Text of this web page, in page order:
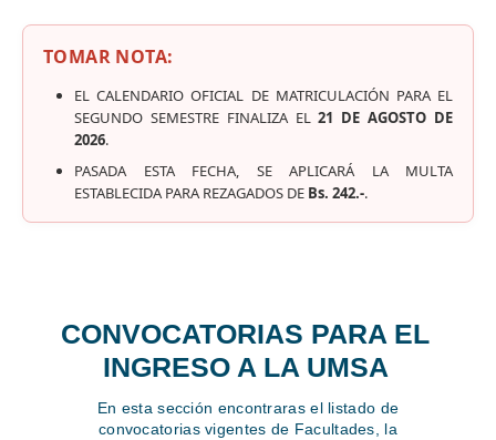
TOMAR NOTA:
EL CALENDARIO OFICIAL DE MATRICULACIÓN PARA EL
SEGUNDO SEMESTRE FINALIZA EL21 DE AGOSTO DE
2026.
PASADA ESTA FECHA, SE APLICARÁ LA MULTA
ESTABLECIDA PARA REZAGADOS DE Bs. 242.-.
CONVOCATORIAS PARA EL
INGRESO A LA UMSA
En esta sección encontraras el listado de
convocatorias vigentes de Facultades, la